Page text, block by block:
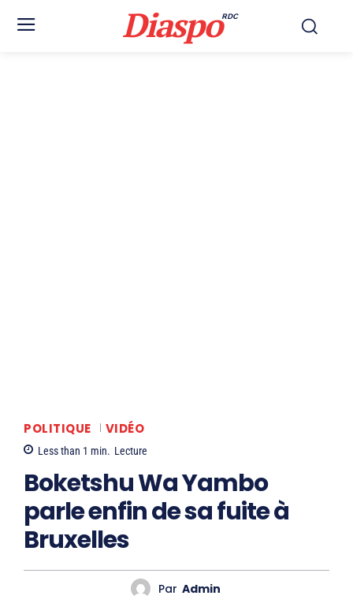
DiaspoRDC
POLITIQUE VIDÉO
Less than 1 min. Lecture
Boketshu Wa Yambo
parle enfin de sa fuite à
Bruxelles
Par Admin